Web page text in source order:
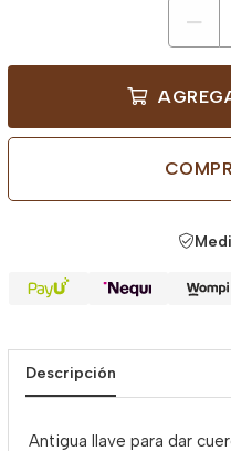
Descripción
Antigua llave para dar